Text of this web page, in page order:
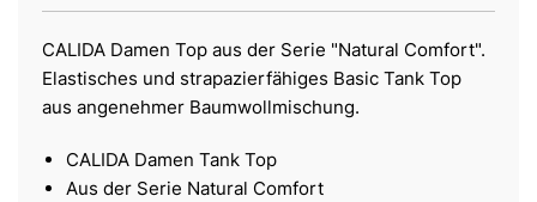
CALIDA Damen Top aus der Serie "Natural Comfort".
Elastisches und strapazierfähiges Basic Tank Top
aus angenehmer Baumwollmischung.
CALIDA Damen Tank Top
Aus der Serie Natural Comfort